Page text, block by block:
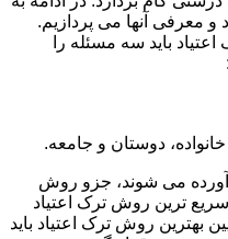
معرفی آنها می پردازیم.
باید سه مسئله را
دوستان و جامعه.
می شوند، جزو روش
سریع ترین روش ترک اعتیاد
بهترین روش ترک اعتیاد باید